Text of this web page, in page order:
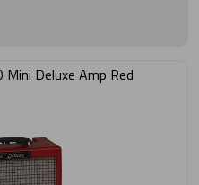
Deluxe Amp Red